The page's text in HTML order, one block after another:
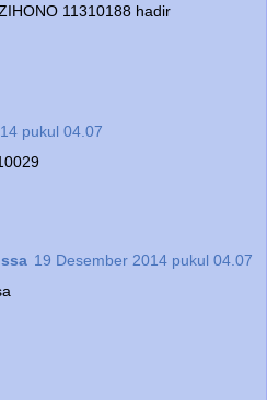
11310188 hadir
pukul 04.07
19 Desember 2014 pukul 04.07